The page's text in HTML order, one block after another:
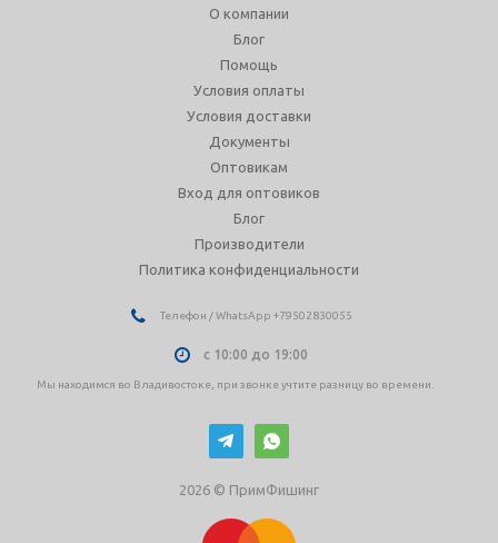
О компании
Блог
Помощь
Условия оплаты
Условия доставки
Документы
Оптовикам
Вход для оптовиков
Блог
Производители
Политика конфиденциальности
Телефон / WhatsApp +79502830055
с 10:00 до 19:00
Мы находимся во Владивостоке, при звонке учтите разницу во времени.
2026 © ПримФишинг